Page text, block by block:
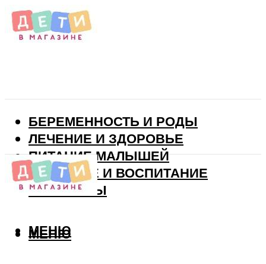
БЕРЕМЕННОСТЬ И РОДЫ
ЛЕЧЕНИЕ И ЗДОРОВЬЕ
ПИТАНИЕ МАЛЫШЕЙ
РАЗВИТИЕ И ВОСПИТАНИЕ
ВИТАМИНЫ
МЕНЮ
МЕНЮ